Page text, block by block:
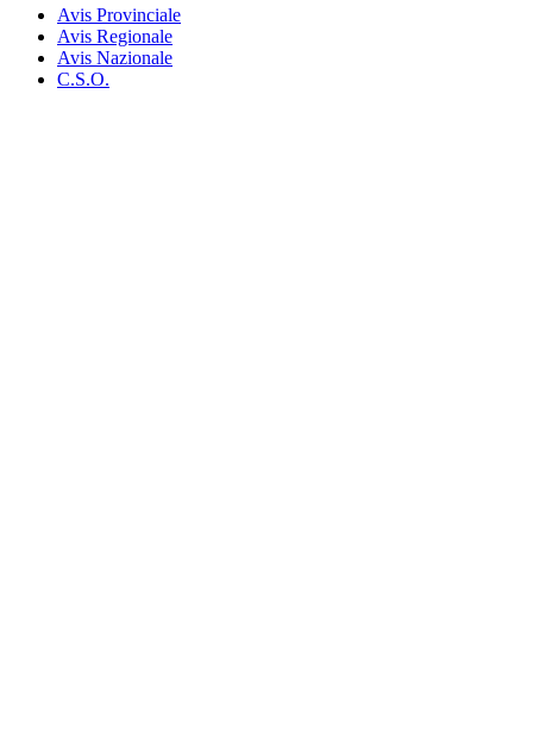
Avis Provinciale
Avis Regionale
Avis Nazionale
C.S.O.